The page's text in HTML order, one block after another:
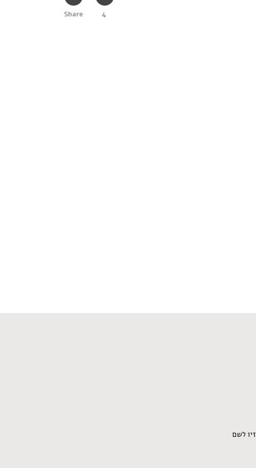
Share 4
זיו לשם